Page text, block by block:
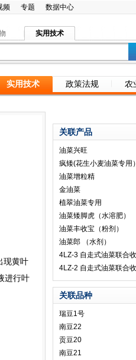
频 专题 数据中心
实用技术
实用技术 政策法规 农
现黄叶
进行叶
关联产品
油菜兴旺
疯矮(花生小麦油菜专用）
油菜增粒精
金油菜
植翠油菜专用
油菜矮脚虎（水溶肥）
油菜丰收宝（粉剂）
油菜郎 （水剂）
4LZ-3 自走式油菜联合
4LZ-2 自走式油菜联合
关联品种
瑞豆1号
南豆22
贡豆20
南豆21